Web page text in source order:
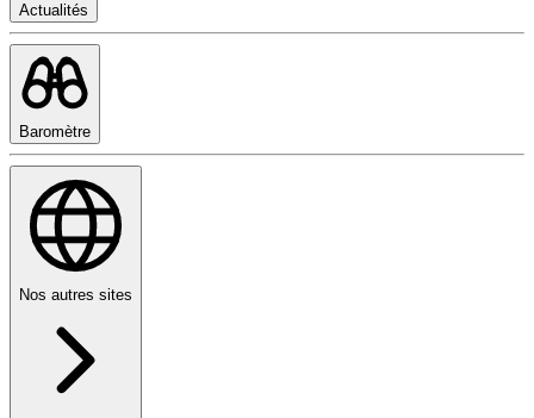
Actualités
Baromètre
Nos autres sites